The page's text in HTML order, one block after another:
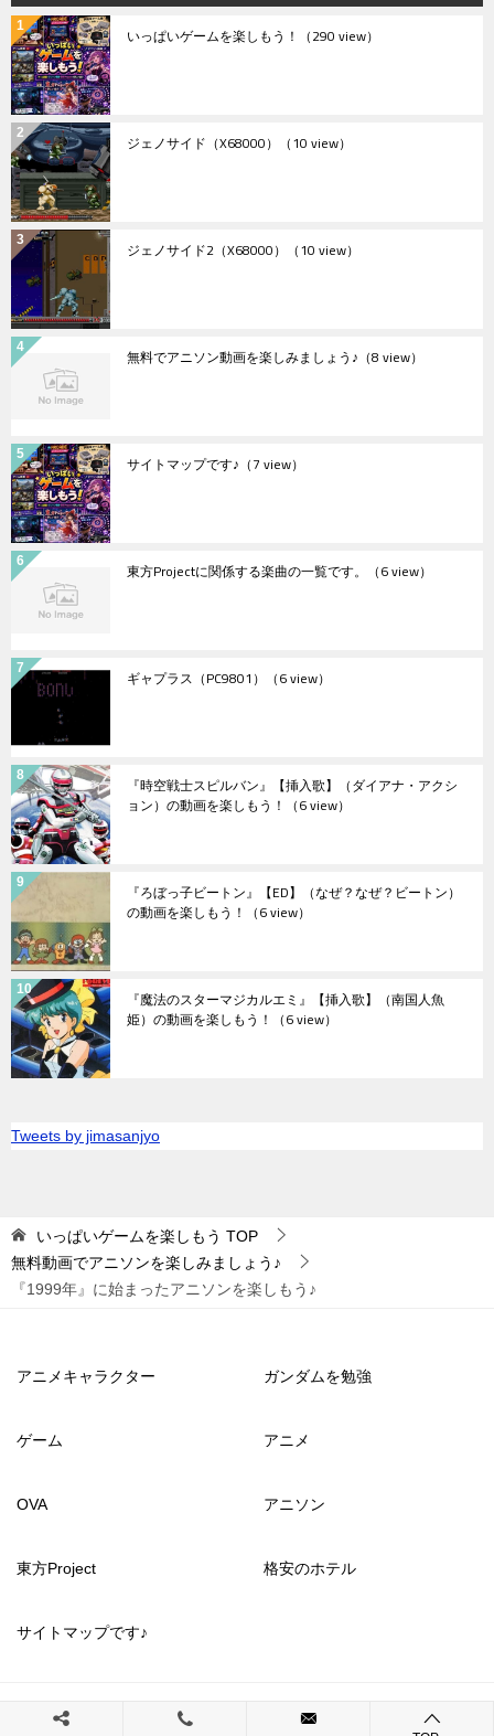
いっぱいゲームを楽しもう！ （290 view）
ジェノサイド（X68000） （10 view）
ジェノサイド2（X68000） （10 view）
無料でアニソン動画を楽しみましょう♪ （8 view）
サイトマップです♪ （7 view）
東方Projectに関係する楽曲の一覧です。 （6 view）
ギャプラス（PC9801） （6 view）
『時空戦士スピルバン』【挿入歌】（ダイアナ・アクシ
ョン）の動画を楽しもう！ （6 view）
『ろぼっ子ビートン』【ED】（なぜ？なぜ？ビートン）
の動画を楽しもう！ （6 view）
『魔法のスターマジカルエミ』【挿入歌】（南国人魚
姫）の動画を楽しもう！ （6 view）
Tweets by jimasanjyo
いっぱいゲームを楽しもう TOP
無料動画でアニソンを楽しみましょう♪
『1999年』に始まったアニソンを楽しもう♪
アニメキャラクター ガンダムを勉強
ゲーム アニメ
OVA アニソン
東方Project 格安のホテル
サイトマップです♪
© 2017 いっぱいゲームを楽しもう